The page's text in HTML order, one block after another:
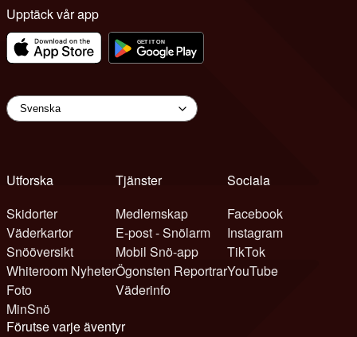
Upptäck vår app
Utforska
Skidorter
Väderkartor
Snööversikt
Whiteroom Nyheter
Foto
MinSnö
Tjänster
Medlemskap
E-post - Snölarm
Mobil Snö-app
Ögonsten Reportrar
Väderinfo
Sociala
Facebook
Instagram
TikTok
YouTube
Förutse varje äventyr